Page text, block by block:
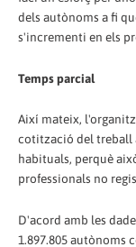
dels autònoms a fi
s'incrementi en els
Temps parcial
Així mateix,
cotització del treball
habituals, perquè
professionals no
D'acord amb les
1.897.805 autònoms